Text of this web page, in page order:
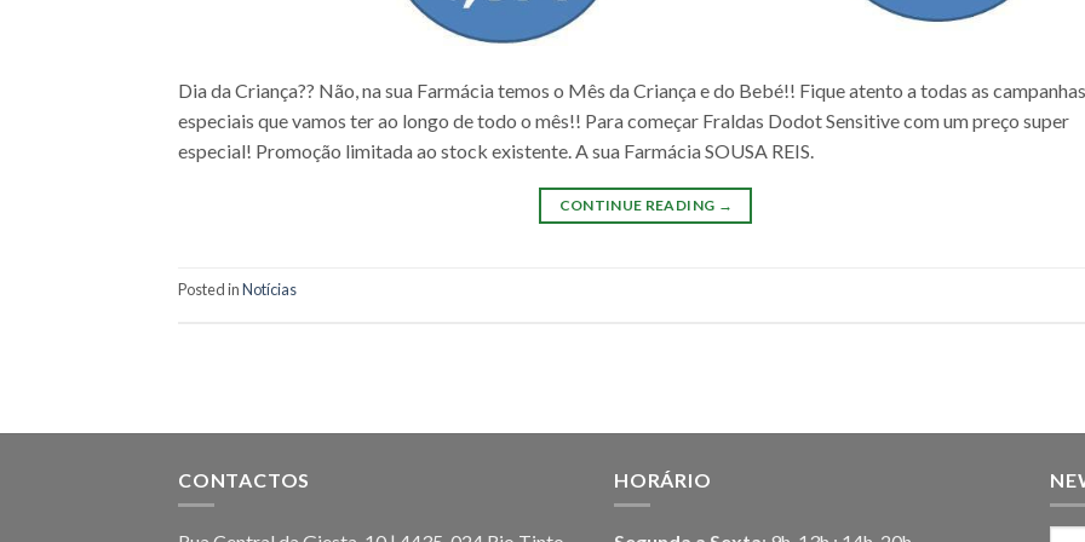
Dia da Criança?? Não, na sua Farmácia temos o Mês da Criança e do Bebé!! Fique atento a todas as campanhas
especiais que vamos ter ao longo de todo o mês!! Para começar Fraldas Dodot Sensitive com um preço super
especial! Promoção limitada ao stock existente. A sua Farmácia SOUSA REIS.
CONTINUE READING →
Posted inNotícias
CONTACTOS HORÁRIO